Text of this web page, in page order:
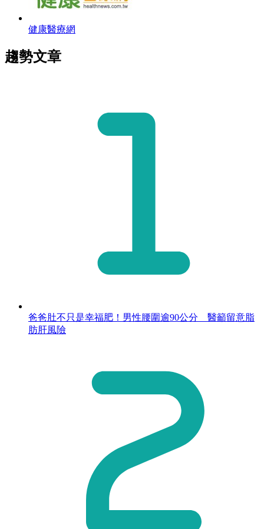
健康醫療網
趨勢文章
爸爸肚不只是幸福肥！男性腰圍逾90公分 醫籲留意脂
肪肝風險